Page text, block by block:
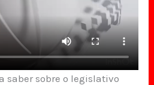
saber sobre o legislativo